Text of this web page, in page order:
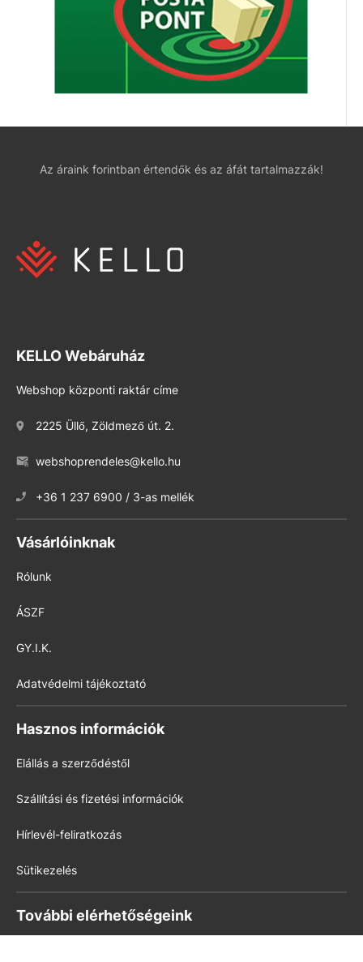
Az áraink forintban értendők és az áfát tartalmazzák!
KELLO Webáruház
Webshop központi raktár címe
2225 Üllő, Zöldmező út. 2.
webshoprendeles@kello.hu
+36 1 237 6900 / 3-as mellék
Vásárlóinknak
Rólunk
ÁSZF
GY.I.K.
Adatvédelmi tájékoztató
Hasznos információk
Elállás a szerződéstől
Szállítási és fizetési információk
Hírlevél-feliratkozás
Sütikezelés
További elérhetőségeink